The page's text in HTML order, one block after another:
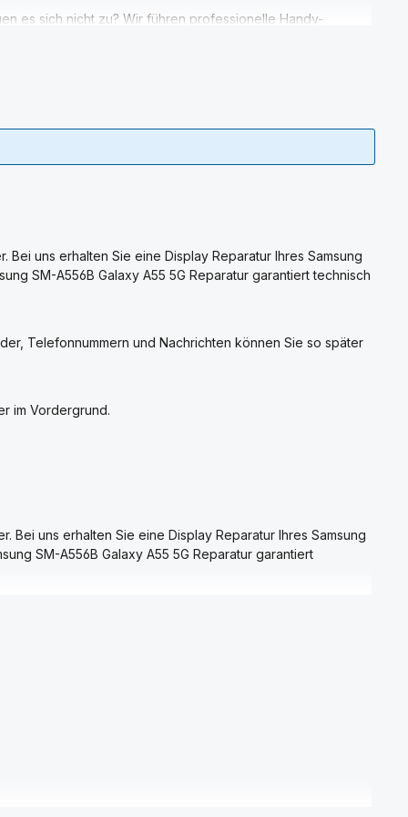
es sich nicht zu? Wir führen professionelle Handy-
uns erhalten Sie eine Display Reparatur Ihres Samsung
SM-A556B Galaxy A55 5G Reparatur garantiert technisch
Telefonnummern und Nachrichten können Sie so später
im Vordergrund.
Bei uns erhalten Sie eine Display Reparatur Ihres Samsung
SM-A556B Galaxy A55 5G Reparatur garantiert